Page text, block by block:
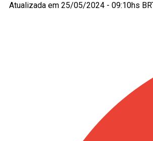
Atualizada em 25/05/2024 - 09:10hs